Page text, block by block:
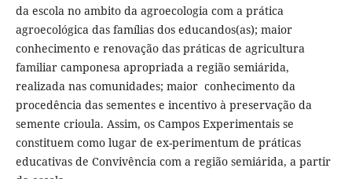
da escola no ambito da agroecologia com a prática
agroecológica das famílias dos educandos(as); maior
conhecimento e renovação das práticas de agricultura
familiar camponesa apropriada a região semiárida,
realizada nas comunidades; maior conhecimento da
procedência das sementes e incentivo à preservação da
semente crioula. Assim, os Campos Experimentais se
constituem como lugar de ex-perimentum de práticas
educativas de Convivência com a região semiárida, a partir